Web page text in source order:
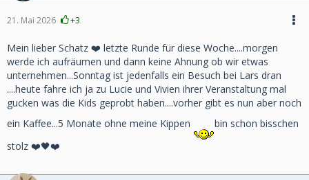
21. Mai 2026 +3
Mein lieber Schatz ❤️ letzte Runde für diese Woche....morgen
werde ich aufräumen und dann keine Ahnung ob wir etwas
unternehmen...Sonntag ist jedenfalls ein Besuch bei Lars dran
....heute fahre ich ja zu Lucie und Vivien ihrer Veranstaltung mal
gucken was die Kids geprobt haben....vorher gibt es nun aber noch
ein Kaffee...5 Monate ohne meine Kippen
bin schon bisschen
stolz ❤️🖤❤️